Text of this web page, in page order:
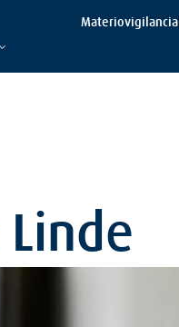
Materiovigilancia